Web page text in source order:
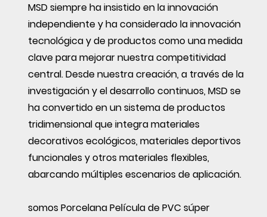
MSD siempre ha insistido en la innovación
independiente y ha considerado la innovación
tecnológica y de productos como una medida
clave para mejorar nuestra competitividad
central. Desde nuestra creación, a través de la
investigación y el desarrollo continuos, MSD se
ha convertido en un sistema de productos
tridimensional que integra materiales
decorativos ecológicos, materiales deportivos
funcionales y otros materiales flexibles,
abarcando múltiples escenarios de aplicación.
somosPorcelana Película de PVC súper